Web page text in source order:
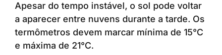
Apesar do tempo instável, o sol pode voltar
a aparecer entre nuvens durante a tarde. Os
termômetros devem marcar mínima de 15°C
e máxima de 21°C.